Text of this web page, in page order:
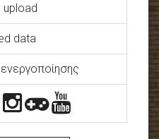
upload
data